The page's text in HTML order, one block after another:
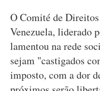
O Comité de
Venezuela, liderado
lamentou na rede
sejam "castigados
imposto, com a dor